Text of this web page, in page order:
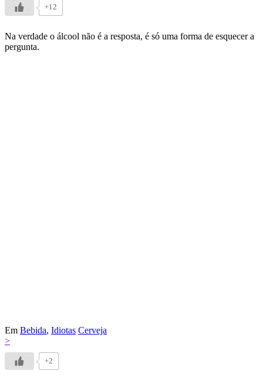
+12
Na verdade o álcool não é a resposta, é só uma forma de esquecer a
pergunta.
Em Bebida, Idiotas Cerveja
>
+2